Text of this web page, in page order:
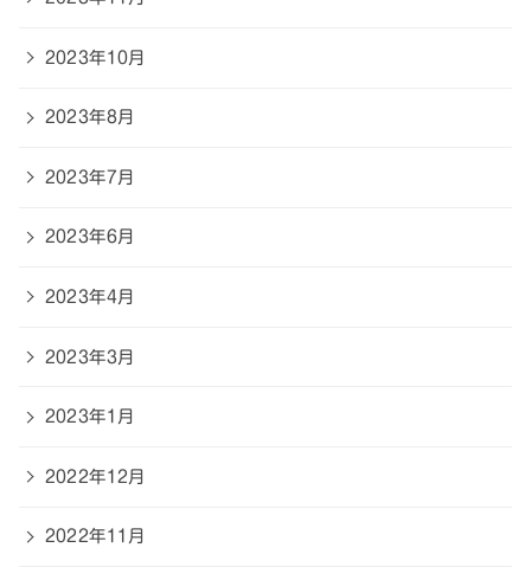
2023年10月
2023年8月
2023年7月
2023年6月
2023年4月
2023年3月
2023年1月
2022年12月
2022年11月